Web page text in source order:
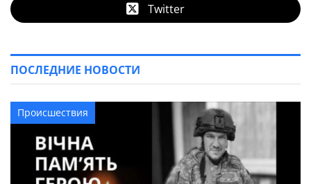
Twitter
ПОСЛЕДНИЕ НОВОСТИ
Происшествия